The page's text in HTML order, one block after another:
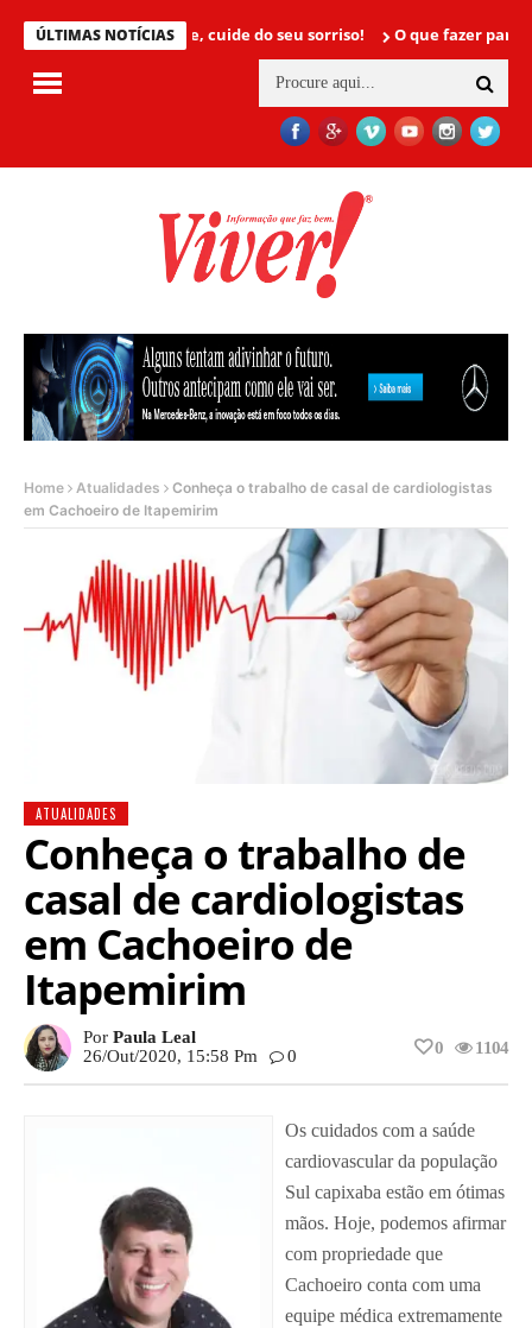
ÚLTIMAS NOTÍCIAS
Mamãe, cuide do seu sorriso! O que fazer para não ter
Home Atualidades
Conheça o trabalho de casal de cardiologistas
em Cachoeiro de Itapemirim
ATUALIDADES
Conheça o trabalho de
casal de cardiologistas
em Cachoeiro de
Itapemirim
Por Paula Leal
26/out/2020, 15:58 Pm
0 1104
0
Os cuidados com a saúde
cardiovascular da população
Sul capixaba estão em ótimas
mãos. Hoje, podemos afirmar
com propriedade que
Cachoeiro conta com uma
equipe médica extremamente